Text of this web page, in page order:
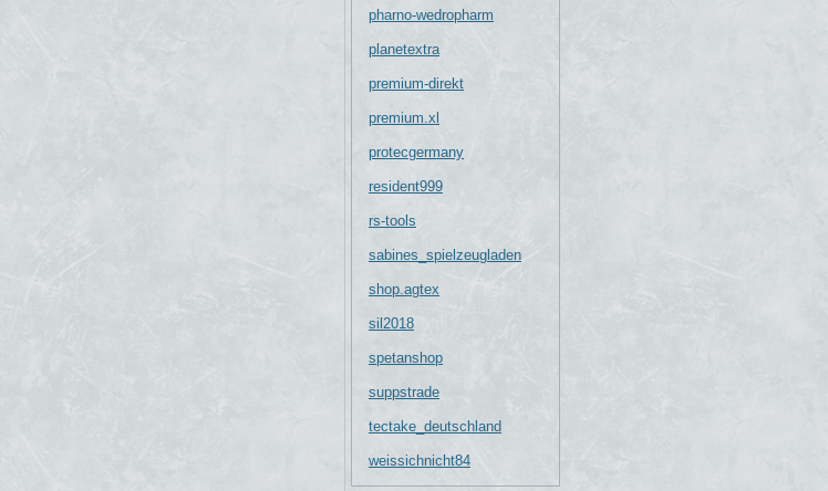
pharno-wedropharm
planetextra
premium-direkt
premium.xl
protecgermany
resident999
rs-tools
sabines_spielzeugladen
shop.agtex
sil2018
spetanshop
suppstrade
tectake_deutschland
weissichnicht84